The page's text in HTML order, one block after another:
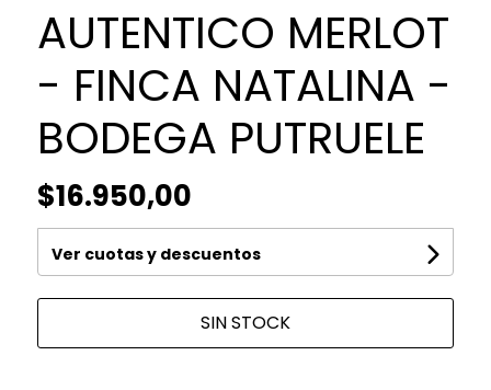
AUTENTICO MERLOT
- FINCA NATALINA -
BODEGA PUTRUELE
$16.950,00
Ver cuotas y descuentos
SIN STOCK